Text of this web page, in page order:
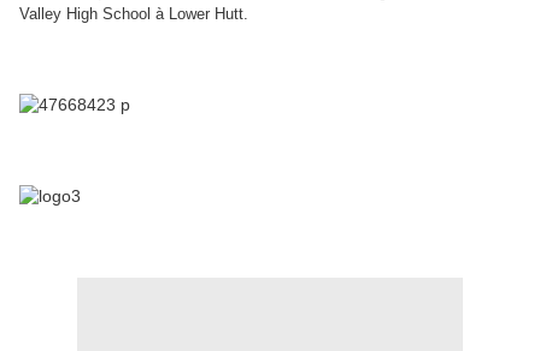
Valley High School à Lower Hutt.